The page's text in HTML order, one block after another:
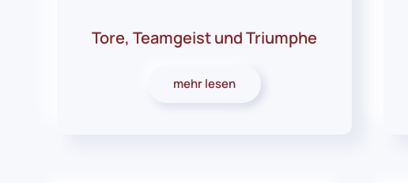
Tore, Teamgeist und Triumphe
mehr lesen